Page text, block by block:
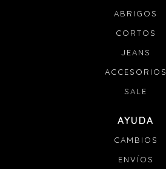
ABRIGOS
CORTOS
JEANS
ACCESORIOS
SALE
AYUDA
CAMBIOS
ENVÍOS